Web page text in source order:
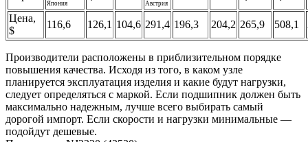
Япония
Австрия
Цена,
$
116,6 126,1 104,6 291,4 196,3 204,2 265,9 508,1
Производители расположены в приблизительном порядке
повышения качества. Исходя из того, в каком узле
планируется эксплуатация изделия и какие будут нагрузки,
следует определяться с маркой. Если подшипник должен быть
максимально надежным, лучше всего выбирать самый
дорогой импорт. Если скорости и нагрузки минимальные —
подойдут дешевые.